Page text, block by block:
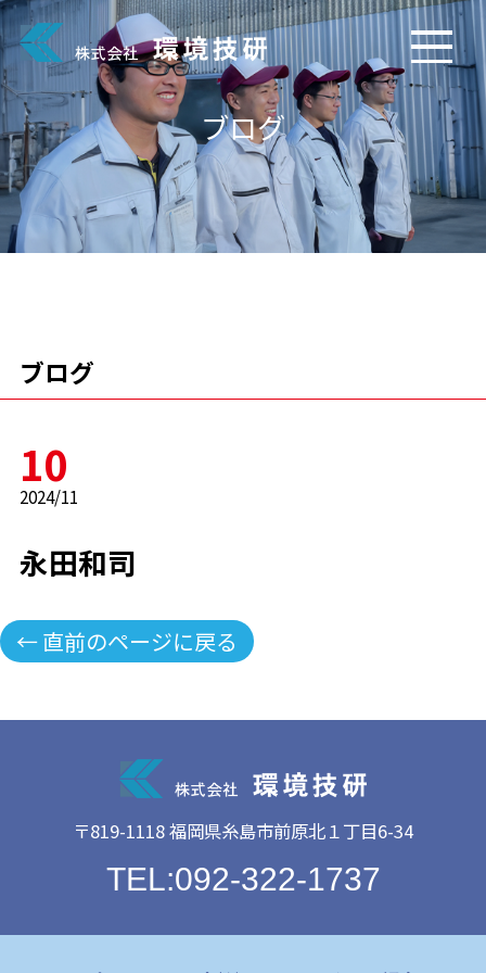
ブログ
ブログ
10
2024/11
永田和司
← 直前のページに戻る
〒819-1118 福岡県糸島市前原北１丁目6-34
TEL:092-322-1737